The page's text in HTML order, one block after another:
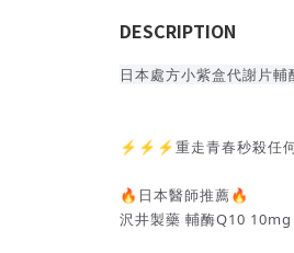
DESCRIPTION
日本處方小紫盒代謝片
⚡️⚡️⚡️重走青春秒殺任
🔥日本醫師推薦🔥
沢井製藥 輔酶Q10 10mg